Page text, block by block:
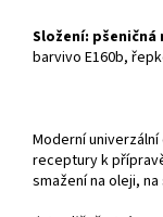
Složení: pšeničná
barvivo E160b,
Moderní
receptury k
smažení na oleji, na